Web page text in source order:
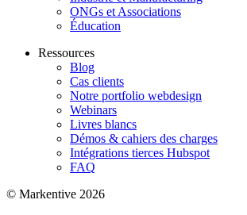
ONGs et Associations
Éducation
Ressources
Blog
Cas clients
Notre portfolio webdesign
Webinars
Livres blancs
Démos & cahiers des charges
Intégrations tierces Hubspot
FAQ
© Markentive 2026